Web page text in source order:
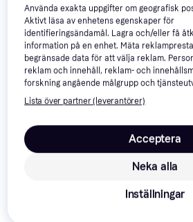
Upptäck Samsung Galaxy Tab S9 FE+
Samsung Galaxy Tab S9 FE+ WiFi
surfplatta som erbjuder en
funktioner för både arbete och
skärm och generösa
utformad för att hantera allt från
ger en engagerande visuell
särskilt lämplig för att njuta av
med detaljerade dokument.
Stor 12,4-tumsskärm för
Använda exakta uppgifter om geografisk
Aktivt läsa av enhetens egenskaper för
identifieringsändamål. Lagra och/eller få
information på en enhet. Mäta
begränsade data för att välja reklam.
reklam och innehåll, reklam- och
forskning angående målgrupp och
Lista över partner (leverantörer)
Neka alla
Acceptera
Inställningar